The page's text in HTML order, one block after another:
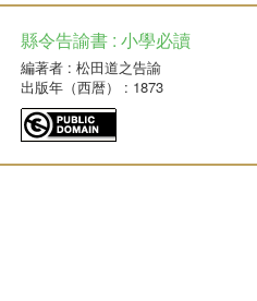
縣令告諭書 : 小學必讀
編著者: 松田道之告諭
出版年（西暦）
: 1873